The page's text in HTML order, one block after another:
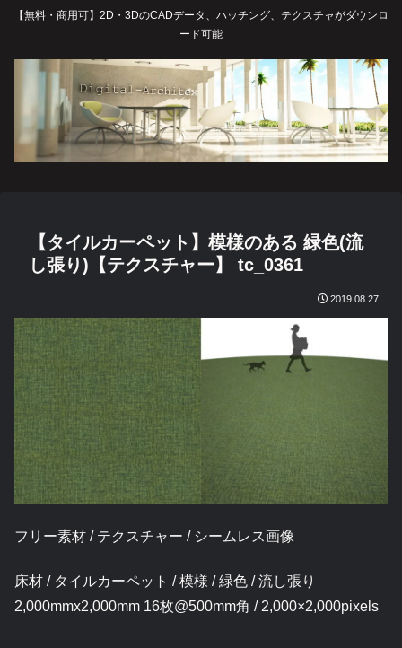
【無料・商用可】2D・3DのCADデータ、ハッチング、テクスチャがダウンロ
ード可能
【タイルカーペット】模様のある 緑色(流
し張り)【テクスチャー】 tc_0361
2019.08.27
フリー素材 / テクスチャー / シームレス画像
床材 / タイルカーペット / 模様 / 緑色 / 流し張り
2,000mmx2,000mm 16枚@500mm角 / 2,000×2,000pixels